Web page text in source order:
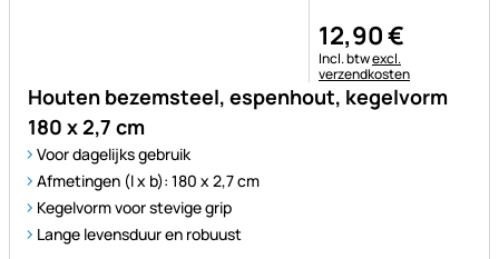
Houten bezemsteel, espenhout, kegelvorm
180 x 2,7 cm
Voor dagelijks gebruik
Afmetingen (l x b): 180 x 2,7 cm
Kegelvorm voor stevige grip
Lange levensduur en robuust
12,90€
Belastinginformatie:
Incl. btwexcl.
verzendkosten